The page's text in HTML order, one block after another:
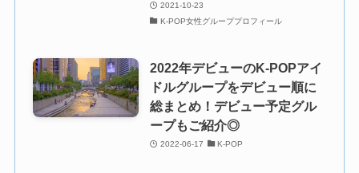
2021-10-23
K-POP女性グループプロフィール
2022年デビューのK-POPアイ
ドルグループをデビュー順に
総まとめ！デビュー予定グル
ープもご紹介◎
2022-06-17 K-POP